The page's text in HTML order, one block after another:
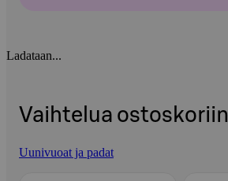
Ladataan...
Vaihtelua ostoskoriin
Uunivuoat ja padat